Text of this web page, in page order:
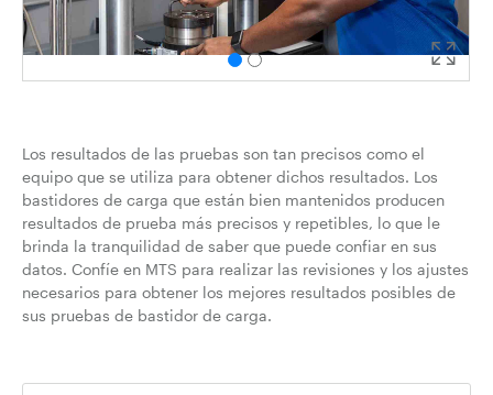
Los resultados de las pruebas son tan precisos como el
equipo que se utiliza para obtener dichos resultados. Los
bastidores de carga que están bien mantenidos producen
resultados de prueba más precisos y repetibles, lo que le
brinda la tranquilidad de saber que puede confiar en sus
datos. Confíe en MTS para realizar las revisiones y los ajustes
necesarios para obtener los mejores resultados posibles de
sus pruebas de bastidor de carga.